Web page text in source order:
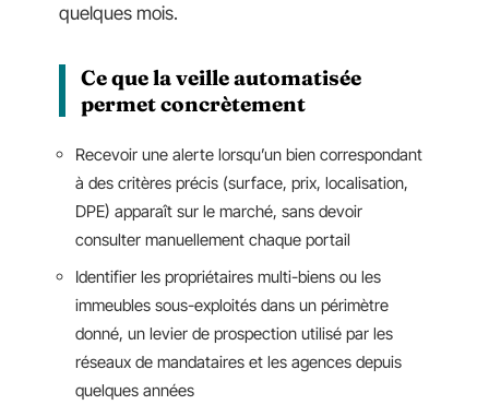
quelques mois.
Ce que la veille automatisée
permet concrètement
Recevoir une alerte lorsqu’un bien correspondant
à des critères précis (surface, prix, localisation,
DPE) apparaît sur le marché, sans devoir
consulter manuellement chaque portail
Identifier les propriétaires multi-biens ou les
immeubles sous-exploités dans un périmètre
donné, un levier de prospection utilisé par les
réseaux de mandataires et les agences depuis
quelques années